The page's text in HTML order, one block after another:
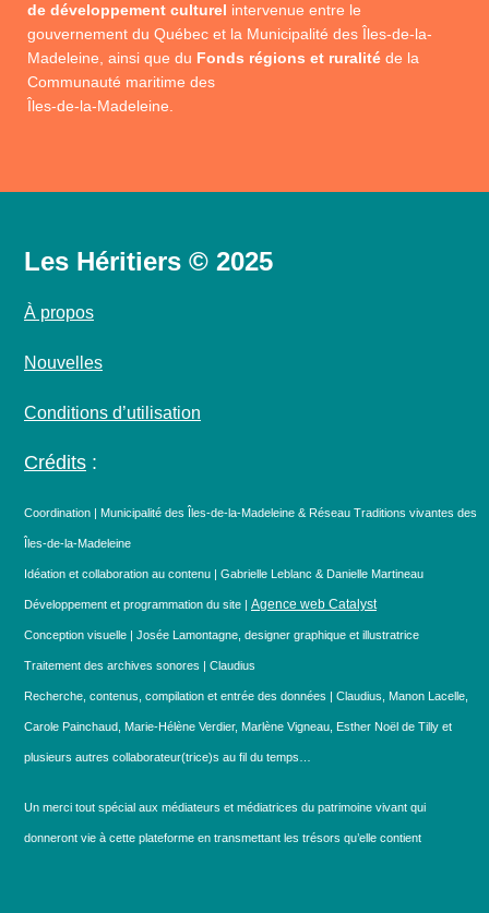
de développement culturel intervenue entre le
gouvernement du Québec et la Municipalité des Îles-de-la-
Madeleine, ainsi que du Fonds régions et ruralité de la
Communauté maritime des
Îles-de-la-Madeleine.
Les Héritiers © 2025
À propos
Nouvelles
Conditions d’utilisation
Crédits :
Coordination | Municipalité des Îles-de-la-Madeleine & Réseau Traditions vivantes des
Îles-de-la-Madeleine
Idéation et collaboration au contenu | Gabrielle Leblanc & Danielle Martineau
Développement et programmation du site | Agence web Catalyst
Conception visuelle | Josée Lamontagne, designer graphique et illustratrice
Traitement des archives sonores | Claudius
Recherche, contenus, compilation et entrée des données | Claudius, Manon Lacelle,
Carole Painchaud, Marie-Hélène Verdier, Marlène Vigneau, Esther Noël de Tilly et
plusieurs autres collaborateur(trice)s au fil du temps…
Un merci tout spécial aux médiateurs et médiatrices du patrimoine vivant qui
donneront vie à cette plateforme en transmettant les trésors qu’elle contient